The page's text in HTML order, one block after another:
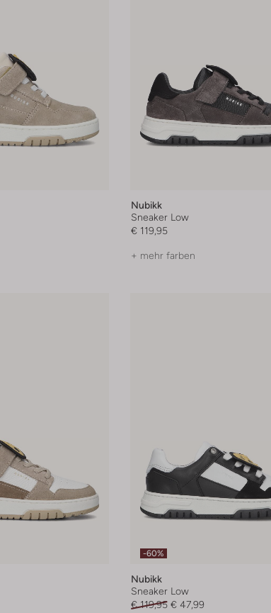
Nubikk
Sneaker Low
€ 119,95
+ mehr farben
-60%
Nubikk
Sneaker Low
€ 119,95 € 47,99